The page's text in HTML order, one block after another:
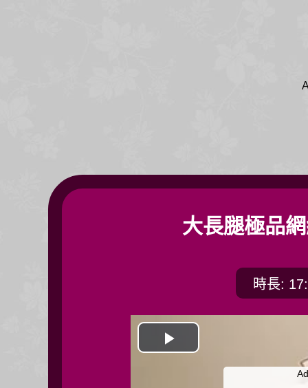
大長腿極品
時長:
開